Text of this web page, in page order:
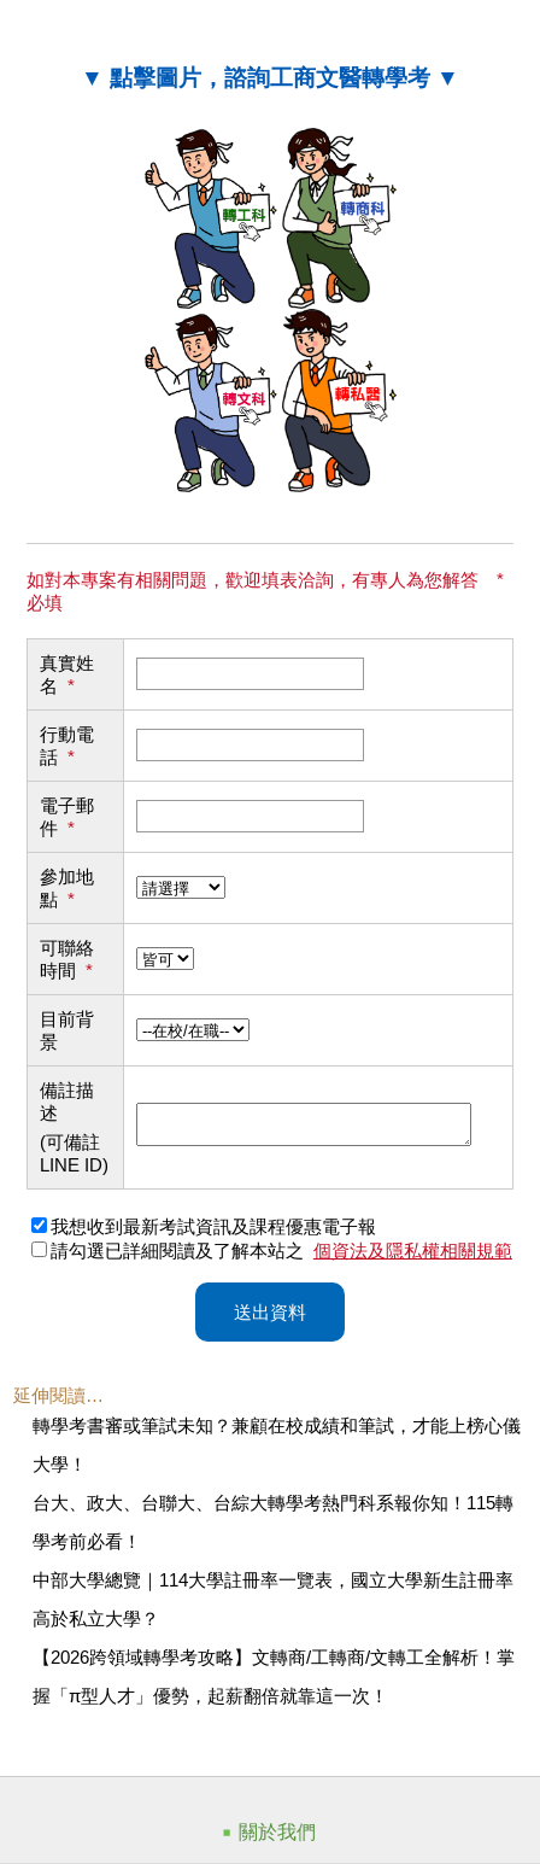
▼ 點擊圖片，諮詢工商文醫轉學考 ▼
如對本專案有相關問題，歡迎填表洽詢，有專人為您解答 *
必填
真實姓
名 *
行動電
話 *
電子郵
件 *
參加地
點 *
可聯絡
時間 *
目前背
景
備註描
述
(可備註
LINE ID)
我想收到最新考試資訊及課程優惠電子報
請勾選已詳細閱讀及了解本站之 個資法及隱私權相關規範
送出資料
延伸閱讀…
轉學考書審或筆試未知？兼顧在校成績和筆試，才能上榜心儀
大學！
台大、政大、台聯大、台綜大轉學考熱門科系報你知！115轉
學考前必看！
中部大學總覽｜114大學註冊率一覽表，國立大學新生註冊率
高於私立大學？
【2026跨領域轉學考攻略】文轉商/工轉商/文轉工全解析！掌
握「π型人才」優勢，起薪翻倍就靠這一次！
關於我們